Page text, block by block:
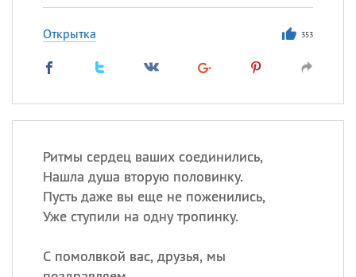
Открытка 353
Ритмы сердец ваших соединились,
Нашла душа вторую половинку.
Пусть даже вы еще не поженились,
Уже ступили на одну тропинку.
С помолвкой вас, друзья, мы